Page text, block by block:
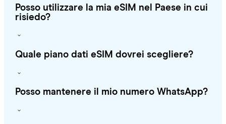
Posso utilizzare la mia eSIM nel Paese in cui
risiedo?
Quale piano dati eSIM dovrei scegliere?
Posso mantenere il mio numero WhatsApp?